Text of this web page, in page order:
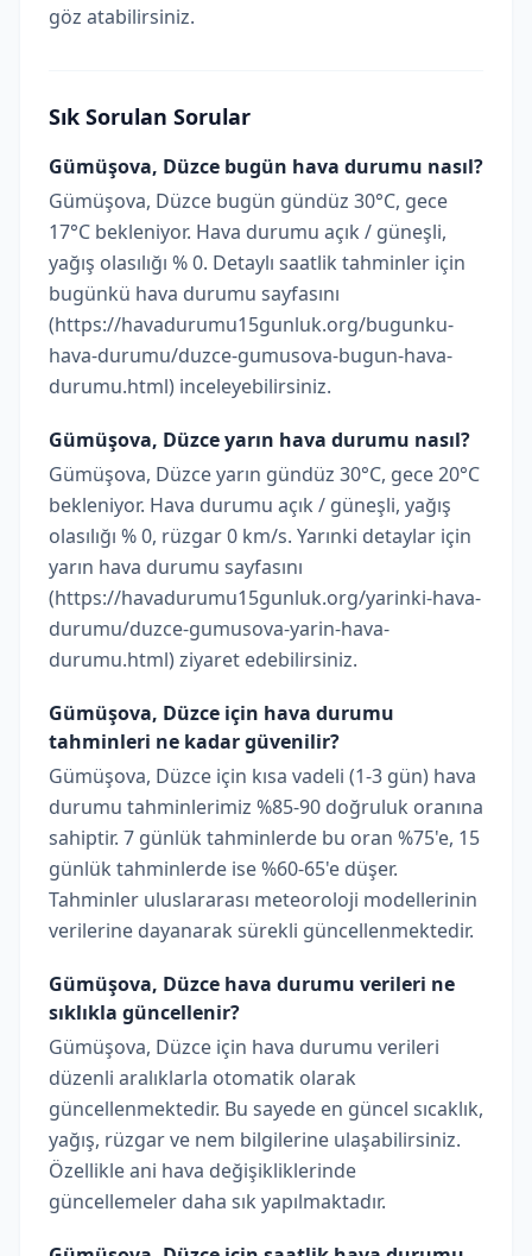
göz atabilirsiniz.
Sık Sorulan Sorular
Gümüşova, Düzce bugün hava durumu nasıl?
Gümüşova, Düzce bugün gündüz 30°C, gece
17°C bekleniyor. Hava durumu açık / güneşli,
yağış olasılığı % 0. Detaylı saatlik tahminler için
bugünkü hava durumu sayfasını
(https://havadurumu15gunluk.org/bugunku-
hava-durumu/duzce-gumusova-bugun-hava-
durumu.html) inceleyebilirsiniz.
Gümüşova, Düzce yarın hava durumu nasıl?
Gümüşova, Düzce yarın gündüz 30°C, gece 20°C
bekleniyor. Hava durumu açık / güneşli, yağış
olasılığı % 0, rüzgar 0 km/s. Yarınki detaylar için
yarın hava durumu sayfasını
(https://havadurumu15gunluk.org/yarinki-hava-
durumu/duzce-gumusova-yarin-hava-
durumu.html) ziyaret edebilirsiniz.
Gümüşova, Düzce için hava durumu
tahminleri ne kadar güvenilir?
Gümüşova, Düzce için kısa vadeli (1-3 gün) hava
durumu tahminlerimiz %85-90 doğruluk oranına
sahiptir. 7 günlük tahminlerde bu oran %75'e, 15
günlük tahminlerde ise %60-65'e düşer.
Tahminler uluslararası meteoroloji modellerinin
verilerine dayanarak sürekli güncellenmektedir.
Gümüşova, Düzce hava durumu verileri ne
sıklıkla güncellenir?
Gümüşova, Düzce için hava durumu verileri
düzenli aralıklarla otomatik olarak
güncellenmektedir. Bu sayede en güncel sıcaklık,
yağış, rüzgar ve nem bilgilerine ulaşabilirsiniz.
Özellikle ani hava değişikliklerinde
güncellemeler daha sık yapılmaktadır.